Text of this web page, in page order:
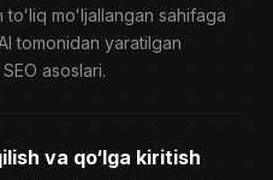
moʻljallangan sahifaga
tomonidan yaratilgan
asoslari.
va qo‘lga kiritish